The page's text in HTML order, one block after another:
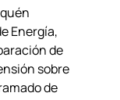
Energía,
de
sobre
de